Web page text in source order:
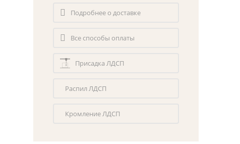
Подробнее о доставке
Все способы оплаты
Присадка ЛДСП
Распил ЛДСП
Кромление ЛДСП